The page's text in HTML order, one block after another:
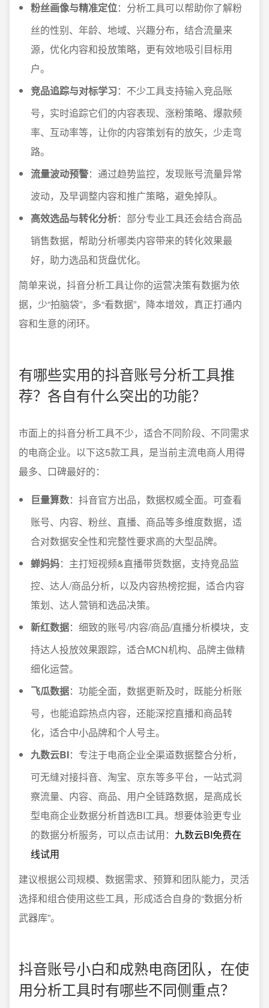
粉丝画像与精准定位：分析工具可以帮助你了解粉
丝的性别、年龄、地域、兴趣分布，结合流量来
源，优化内容和投放策略，更有效地吸引目标用
户。
竞品追踪与对标学习：不少工具支持输入竞品账
号，实时追踪它们的内容表现、涨粉策略、爆款频
率、互动率等，让你的内容策划有的放矢，少走弯
路。
流量波动预警：通过趋势监控，发现账号流量异常
波动，及早调整内容和推广策略，避免掉队。
高效选品与转化分析：部分专业工具还会结合商品
销售数据，帮助分析哪类内容带来的转化效果最
好，助力选品和货盘优化。
简单来说，抖音分析工具让你的运营决策有数据为依
据，少“拍脑袋”，多“看数据”，降本增效，真正打通内
容和生意的闭环。
有哪些实用的抖音账号分析工具推
荐？各自有什么突出的功能？
市面上的抖音分析工具不少，适合不同阶段、不同需求
的电商企业。以下这5款工具，是当前主流电商人用得
最多、口碑最好的：
巨量算数：抖音官方出品，数据权威全面。可查看
账号、内容、粉丝、直播、商品等多维度数据，适
合对数据安全性和完整性要求高的大型品牌。
蝉妈妈：主打短视频&直播带货数据，支持竞品监
控、达人/商品分析，以及内容热榜挖掘，适合内容
策划、达人营销和选品决策。
新红数据：细致的账号/内容/商品/直播分析模块，支
持达人投放效果跟踪，适合MCN机构、品牌主做精
细化运营。
飞瓜数据：功能全面，数据更新及时，既能分析账
号，也能追踪热点内容，还能深挖直播和商品转
化，适合中小品牌和个人号主。
九数云BI：专注于电商企业全渠道数据整合分析，
可无缝对接抖音、淘宝、京东等多平台，一站式洞
察流量、内容、商品、用户全链路数据，是高成长
型电商企业数据分析首选BI工具。想要体验更专业
的数据分析服务，可以点击试用： 九数云BI免费在
线试用
建议根据公司规模、数据需求、预算和团队能力，灵活
选择和组合使用这些工具，形成适合自身的“数据分析
武器库”。
抖音账号小白和成熟电商团队，在使
用分析工具时有哪些不同侧重点？